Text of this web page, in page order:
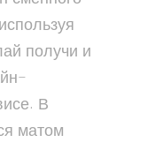
получи и
В
матом